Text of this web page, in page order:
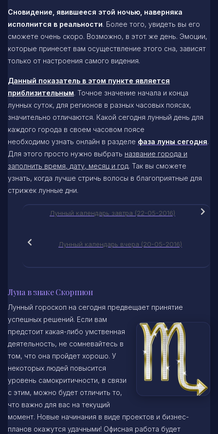
Сновидение, явившееся этой ночью, наверняка
исполнится в реальности. Более того, увидеть вы его
сможете очень скоро. Возможно, в этот же день. Эмоции,
которые принесет вам осуществление этого сна, зависят
только от настроения самого видения.
Данный показатель в этом пункте является
приблизительным. Точное значение начала и конца
лунных суток, для регионов в разных часовых поясах,
значительно отличаются. Какой сегодня лунный день для
каждого города в своем часовом поясе
необходимо узнать онлайн в разделе фаза луны сегодня.
Для этого просто нужно выбрать название города и
заполнить время, дату, месяц и год. Так вы сможете
узнать, когда лучше стричь волосы в благоприятные для
стрижек лунные дни.
Лунный календарь завтра (22-05-2016)
Лунный календарь вчера (20-05-2016)
Луна в знаке Скорпион
Лунный гороскоп на сегодня предвещает принятие
успешных решений. Если вам
предстоит какая-либо умственная
деятельность, не сомневайтесь в
том, что она пройдет хорошо. У
некоторых людей повысится
уровень самокритичности, в связи
с этим, можно будет отличить то,
что важно для вас на текущий
момент. Новые начинания в виде проектов и бизнес-
планов окажутся удачными! Офисная работа будет